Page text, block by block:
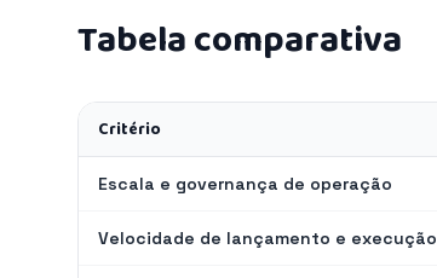
Tabela comparativa
Critério
Escala e governança de operação
Velocidade de lançamento e execução